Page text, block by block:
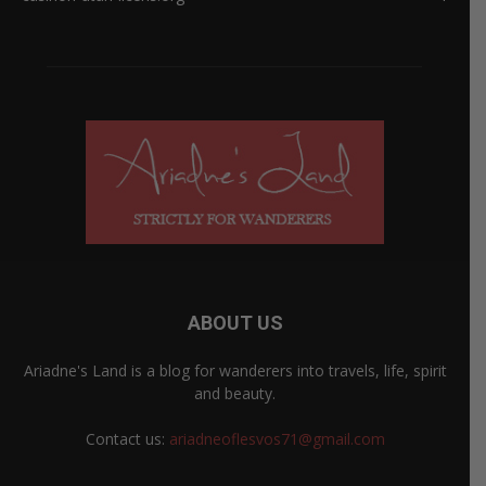
ABOUT US
Ariadne's Land is a blog for wanderers into travels, life, spirit
and beauty.
Contact us: ariadneoflesvos71@gmail.com